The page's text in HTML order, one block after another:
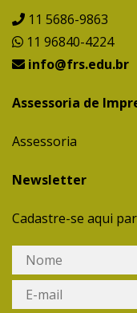
11 5686-9863
11 96840-4224
info@frs.edu.br
Assessoria de
Assessoria
Newsletter
Cadastre-se aqui